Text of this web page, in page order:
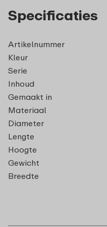
Specificaties
Artikelnummer
Kleur
Serie
Inhoud
Gemaakt in
Materiaal
Diameter
Lengte
Hoogte
Gewicht
Breedte